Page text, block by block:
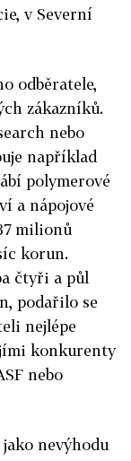
v Severní
odběratele,
zákazníků.
nebo
například
polymerové
a nápojové
milionů
korun.
čtyři a půl
podařilo se
nejlépe
konkurenty
nebo
nevýhodu